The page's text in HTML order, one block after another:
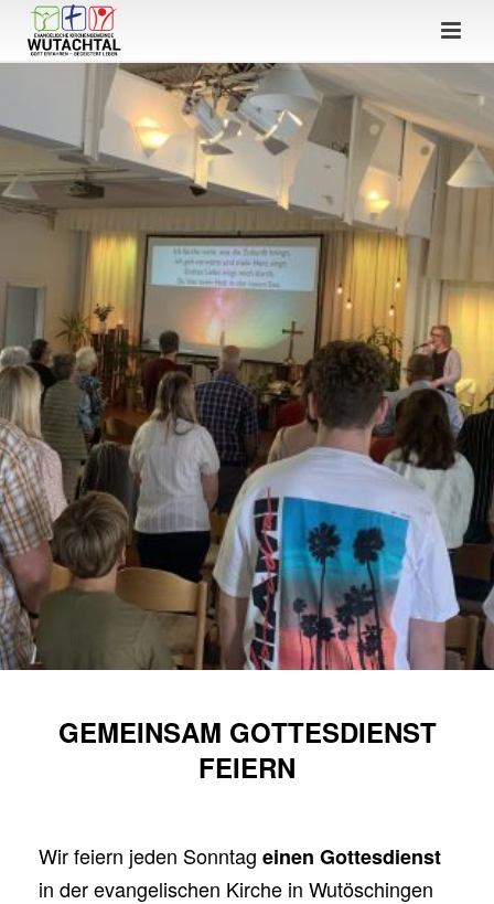
GEMEINSAM GOTTESDIENST
FEIERN
Wir feiern jeden Sonntag einen Gottesdienst
in der evangelischen Kirche in Wutöschingen